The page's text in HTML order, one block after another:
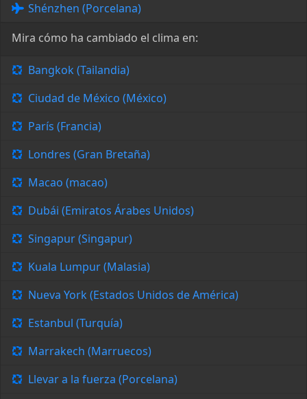
Shénzhen (Porcelana)
Mira cómo ha cambiado el clima en:
Bangkok (Tailandia)
Ciudad de México (México)
París (Francia)
Londres (Gran Bretaña)
Macao (macao)
Dubái (Emiratos Árabes Unidos)
Singapur (Singapur)
Kuala Lumpur (Malasia)
Nueva York (Estados Unidos de América)
Estanbul (Turquía)
Marrakech (Marruecos)
Llevar a la fuerza (Porcelana)